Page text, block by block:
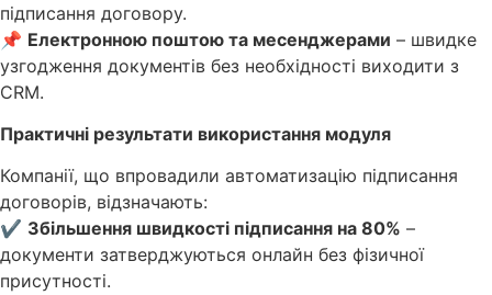
підписання договору.
📌 Електронною поштою та месенджерами – швидке
узгодження документів без необхідності виходити з
CRM.
Практичні результати використання модуля
Компанії, що впровадили автоматизацію підписання
договорів, відзначають:
✔ Збільшення швидкості підписання на 80% –
документи затверджуються онлайн без фізичної
присутності.